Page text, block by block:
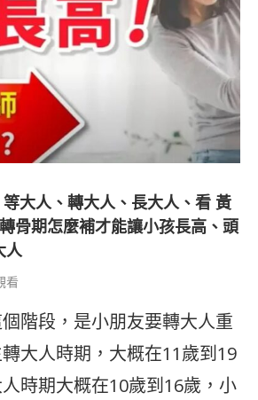
等大人、轉大人、長大人、看 黃
骨期怎麼補才能讓小孩長高、頭
人
看
階段，是小朋友要轉大人重
大人時期，大概在11歲到19
時期大概在10歲到16歲，小